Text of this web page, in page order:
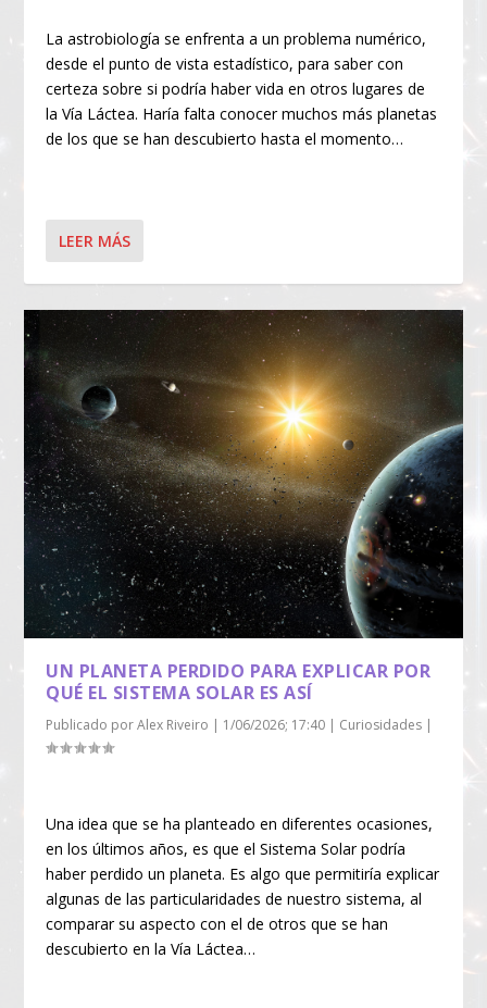
La astrobiología se enfrenta a un problema numérico,
desde el punto de vista estadístico, para saber con
certeza sobre si podría haber vida en otros lugares de
la Vía Láctea. Haría falta conocer muchos más planetas
de los que se han descubierto hasta el momento…
LEER MÁS
UN PLANETA PERDIDO PARA EXPLICAR POR
QUÉ EL SISTEMA SOLAR ES ASÍ
Publicado porAlex Riveiro 1/06/2026; 17:40 Curiosidades
Una idea que se ha planteado en diferentes ocasiones,
en los últimos años, es que el Sistema Solar podría
haber perdido un planeta. Es algo que permitiría explicar
algunas de las particularidades de nuestro sistema, al
comparar su aspecto con el de otros que se han
descubierto en la Vía Láctea…